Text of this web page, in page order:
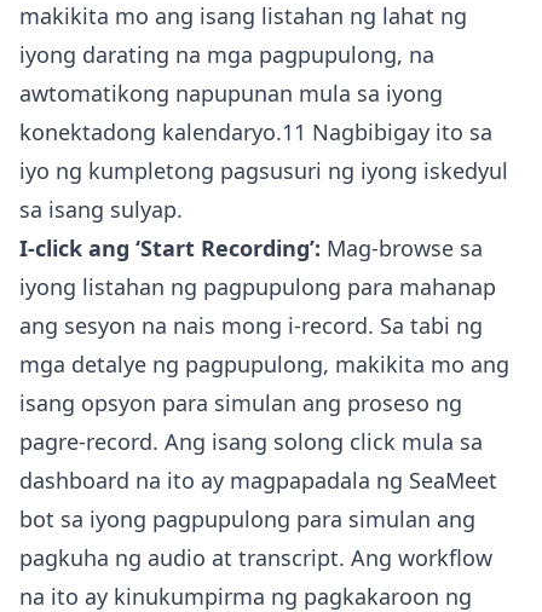
makikita mo ang isang listahan ng lahat ng
iyong darating na mga pagpupulong, na
awtomatikong napupunan mula sa iyong
konektadong kalendaryo.11 Nagbibigay ito sa
iyo ng kumpletong pagsusuri ng iyong iskedyul
sa isang sulyap.
I-click ang ‘Start Recording’: Mag-browse sa
iyong listahan ng pagpupulong para mahanap
ang sesyon na nais mong i-record. Sa tabi ng
mga detalye ng pagpupulong, makikita mo ang
isang opsyon para simulan ang proseso ng
pagre-record. Ang isang solong click mula sa
dashboard na ito ay magpapadala ng SeaMeet
bot sa iyong pagpupulong para simulan ang
pagkuha ng audio at transcript. Ang workflow
na ito ay kinukumpirma ng pagkakaroon ng